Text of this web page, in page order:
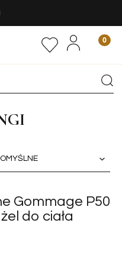
Gommage P50
do ciała